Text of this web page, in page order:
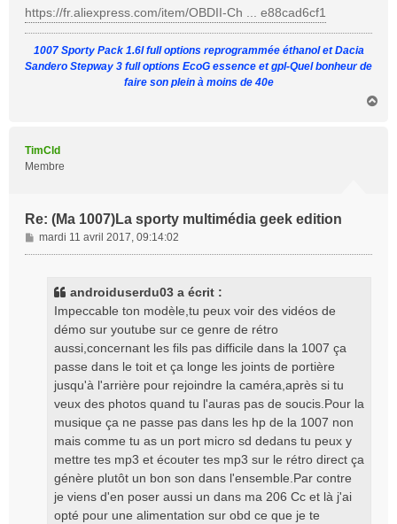
https://fr.aliexpress.com/item/OBDII-Ch ... e88cad6cf1
1007 Sporty Pack 1.6l full options reprogrammée éthanol et Dacia
Sandero Stepway 3 full options EcoG essence et gpl-Quel bonheur de
faire son plein à moins de 40e
TimCld
Membre
Re: (Ma 1007)La sporty multimédia geek edition
M
e
mardi 11 avril 2017, 09:14:02
androiduserdu03 a écrit :
Impeccable ton modèle,tu peux voir des vidéos de
démo sur youtube sur ce genre de rétro
aussi,concernant les fils pas difficile dans la 1007 ça
passe dans le toit et ça longe les joints de portière
jusqu'à l'arrière pour rejoindre la caméra,après si tu
veux des photos quand tu l'auras pas de soucis.Pour la
musique ça ne passe pas dans les hp de la 1007 non
mais comme tu as un port micro sd dedans tu peux y
mettre tes mp3 et écouter tes mp3 sur le rétro direct ça
génère plutôt un bon son dans l'ensemble.Par contre
je viens d'en poser aussi un dans ma 206 Cc et là j'ai
opté pour une alimentation sur obd ce que je te